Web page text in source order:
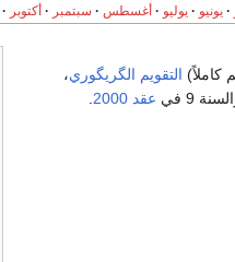
يونيو يوليو أغسطس سبتمبر أكتوبر
كاملاً) التقويم الگريگوري،
9 في عقد 2000